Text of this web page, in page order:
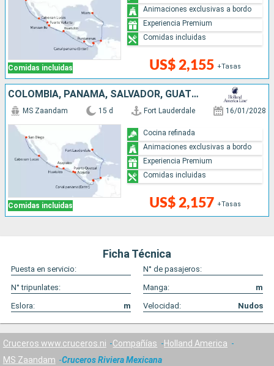
Comidas incluidas US$ 2,155 +Tasas
Animaciones exclusivas a bordo
Experiencia Premium
Comidas incluidas
COLOMBIA, PANAMÁ, SALVADOR, GUATEMALA, MÉXICO, ESTADOS UNIDOS
Comidas incluidas
MS Zaandam 15 d Fort Lauderdale 16/01/2028
US$ 2,157 +Tasas
Cocina refinada
Animaciones exclusivas a bordo
Experiencia Premium
Comidas incluidas
Ficha Técnica
Puesta en servicio:
N° de pasajeros:
N° tripunlates:
Manga:
m
Eslora:
m Velocidad: Nudos
Cruceros www.cruceros.ni Compañías
Holland America
MS Zaandam
Cruceros Riviera Mexicana